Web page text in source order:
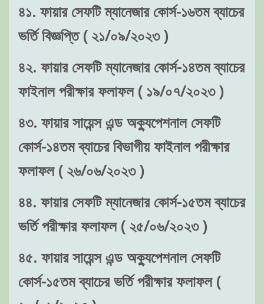
৪১. ফায়ার সেফটি ম্যানেজার কোর্স-১৬তম ব্যাচের
ভর্তি বিজ্ঞপ্তি ( ২১/০৯/২০২৩ )
৪২. ফায়ার সেফটি ম্যানেজার কোর্স-১৪তম ব্যাচের
ফাইনাল পরীক্ষার ফলাফল ( ১৯/০৭/২০২৩ )
৪৩. ফায়ার সায়েন্স এন্ড অক্যুপেশনাল সেফটি
কোর্স-১৪তম ব্যাচের বিভাগীয় ফাইনাল পরীক্ষার
ফলাফল ( ২৬/০৬/২০২৩ )
৪৪. ফায়ার সেফটি ম্যানেজার কোর্স-১৫তম ব্যাচের
ভর্তি পরীক্ষার ফলাফল ( ২৫/০৬/২০২৩ )
৪৫. ফায়ার সায়েন্স এন্ড অক্যুপেশনাল সেফটি
কোর্স-১৫তম ব্যাচের ভর্তি পরীক্ষার ফলাফল (